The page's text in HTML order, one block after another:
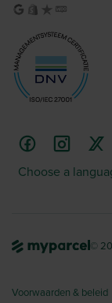
Choose a
©
Voorwaarden & beleid